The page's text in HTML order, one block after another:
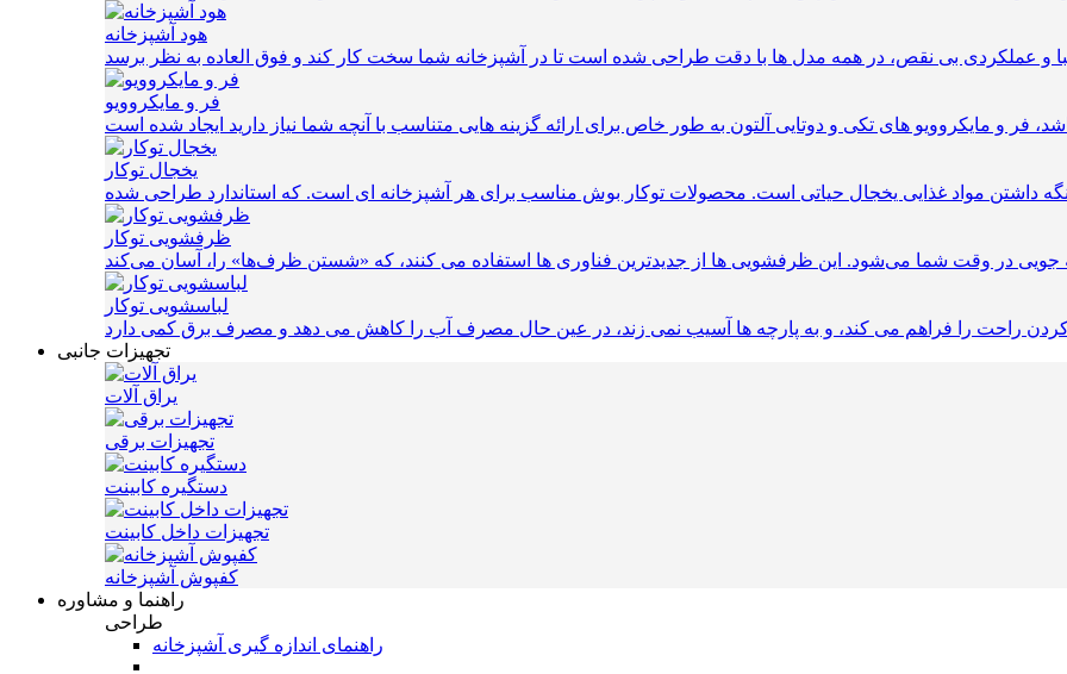
هود آشپزخانه
فر و مایکروویو
یخجال توکار
ظرفشویی توکار
لباسشویی توکار
تجهیزات جانبی
یراق آلات
تجهیزات برقی
دستگیره کابینت
تجهیزات داخل کابینت
کفپوش آشپزخانه
راهنما و مشاوره
طراحی
راهنمای اندازه گیری آشپزخانه